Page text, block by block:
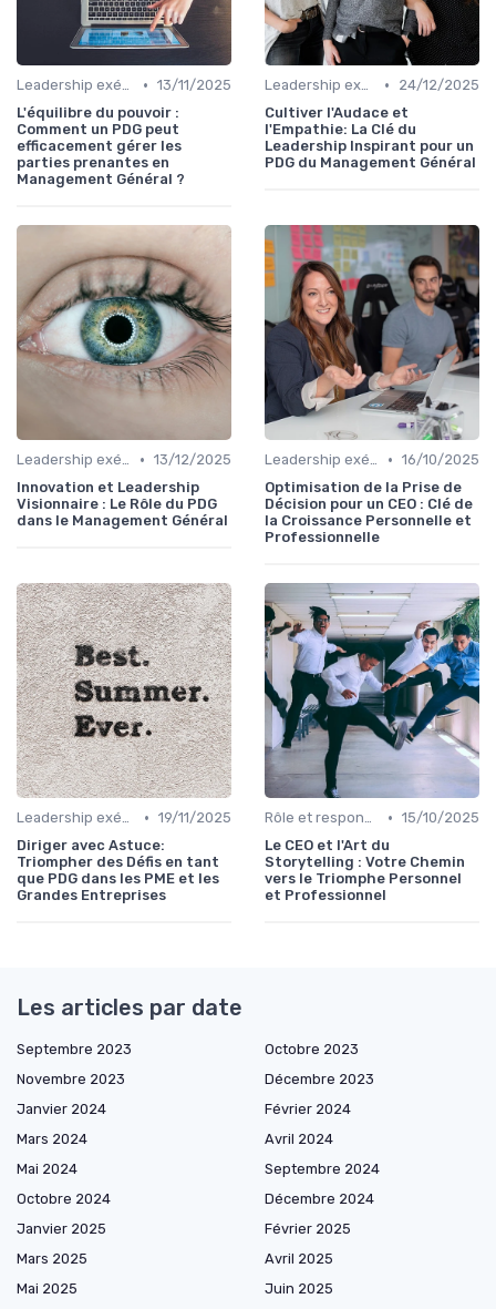
Leadership exécutif & prise de décision • 13/11/2025
L'équilibre du pouvoir :
Comment un PDG peut
efficacement gérer les
parties prenantes en
Management Général ?
Leadership exécutif & prise de décision •
24/12/2025
Cultiver l'Audace et
l'Empathie: La Clé du
Leadership Inspirant pour un
PDG du Management Général
Leadership exécutif & prise de décision • 13/12/2025
Innovation et Leadership
Visionnaire : Le Rôle du PDG
dans le Management Général
Leadership exécutif & prise de décision • 16/10/2025
Optimisation de la Prise de
Décision pour un CEO : Clé de
la Croissance Personnelle et
Professionnelle
Leadership exécutif & prise de décision • 19/11/2025
Diriger avec Astuce:
Triompher des Défis en tant
que PDG dans les PME et les
Grandes Entreprises
Rôle et responsabilités du CEO • 15/10/2025
Le CEO et l'Art du
Storytelling : Votre Chemin
vers le Triomphe Personnel
et Professionnel
Les articles par date
Septembre 2023
Octobre 2023
Novembre 2023
Décembre 2023
Janvier 2024
Février 2024
Mars 2024
Avril 2024
Mai 2024
Septembre 2024
Octobre 2024
Décembre 2024
Janvier 2025
Février 2025
Mars 2025
Avril 2025
Mai 2025
Juin 2025